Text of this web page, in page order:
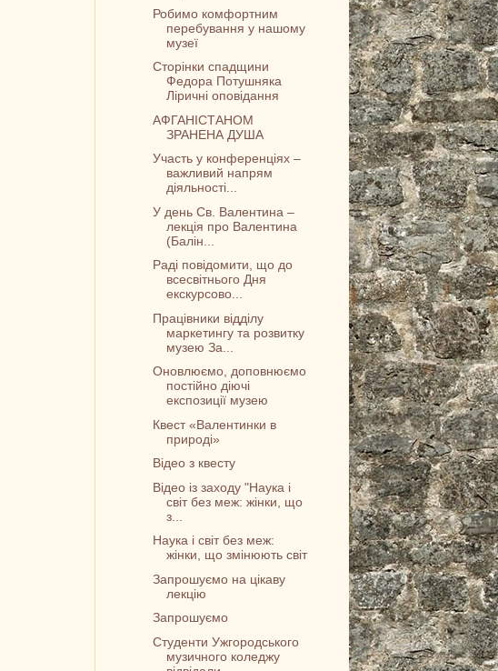
Робимо комфортним
перебування у нашому
музеї
Сторінки спадщини
Федора Потушняка
Ліричні оповідання
АФГАНІСТАНОМ
ЗРАНЕНА ДУША
Участь у конференціях –
важливий напрям
діяльності...
У день Св. Валентина –
лекція про Валентина
(Балін...
Раді повідомити, що до
всесвітнього Дня
екскурсово...
Працівники відділу
маркетингу та розвитку
музею За...
Оновлюємо, доповнюємо
постійно діючі
експозиції музею
Квест «Валентинки в
природі»
Відео з квесту
Відео із заходу "Наука і
світ без меж: жінки, що
з...
Наука і світ без меж:
жінки, що змінюють світ
Запрошуємо на цікаву
лекцію
Запрошуємо
Студенти Ужгородського
музичного коледжу